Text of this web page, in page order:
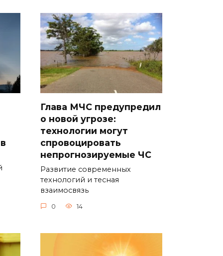
Глава МЧС предупредил
о новой угрозе:
технологии могут
спровоцировать
непрогнозируемые ЧС
Развитие современных
технологий и тесная
взаимосвязь
0 14